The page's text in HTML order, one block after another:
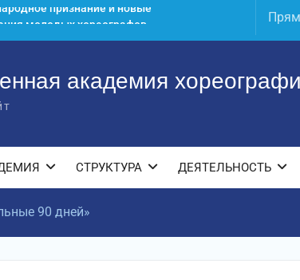
научное пространство!
молодых хореографов
академия
СТРУКТУРА ДЕЯТЕЛЬНОСТЬ
90 дней»